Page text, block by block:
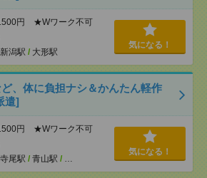
円 ★Wワーク不可
潟駅 / 大形駅
気になる！
、体に負担ナシ＆かんたん軽作
遣]
円 ★Wワーク不可
寺尾駅 / 青山駅 / …
気になる！